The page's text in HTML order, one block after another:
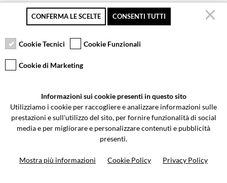
Pagamento sicuro
Resi gratuiti fino a 30
Servizio clienti
Via Galileo Galilei 5 | Verano Brianza (MB) 20843 | ITALY
0362-805407-info@valtermoto.com
CONFERMA LE SCELTE CONSENTI TUTTI
Cookie Tecnici Cookie Funzionali
Cookie di Marketing
Informazioni sui cookie presenti in questo sito
Utilizziamo i cookie per raccogliere e analizzare informazioni sulle
prestazioni e sull'utilizzo del sito, per fornire funzionalità di social
media e per migliorare e personalizzare contenuti e pubblicità
presenti.
Mostra più informazioni Cookie Policy Privacy Policy